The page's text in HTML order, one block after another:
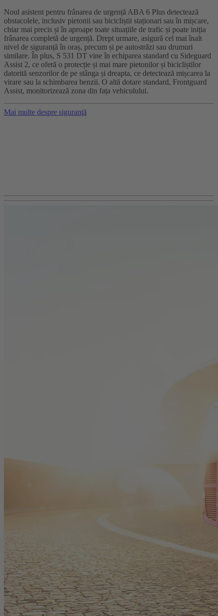
Noul asistent pentru frânarea de urgență ABA 6 Plus detectează
obstacolele, inclusiv pietonii sau bicicliștii staționari sau în mișcare,
chiar mai precis și în aproape toate situațiile de trafic și poate iniția
frânarea completă de urgență. Drept urmare, asigură cel mai înalt
nivel de siguranță în oraș, precum și pe autostrăzi sau drumuri
similare. În plus, S 531 DT vine în echiparea standard cu Sideguard
Assist 2, ce oferă o protecție și mai mare pietonilor și bicicliștilor
datorită senzorilor de pe stânga și dreapta, ce detectează mișcarea la
virare sau la schimbarea benzii. O altă dotare standard, Frontguard
Assist, monitorizează zona din fața vehiculului.
Mai multe despre siguranţă